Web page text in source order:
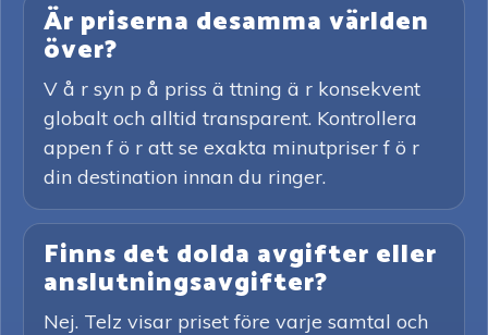
Är priserna desamma världen
över?
V å r syn p å priss ä ttning ä r konsekvent
globalt och alltid transparent. Kontrollera
appen f ö r att se exakta minutpriser f ö r
din destination innan du ringer.
Finns det dolda avgifter eller
anslutningsavgifter?
Nej. Telz visar priset före varje samtal och